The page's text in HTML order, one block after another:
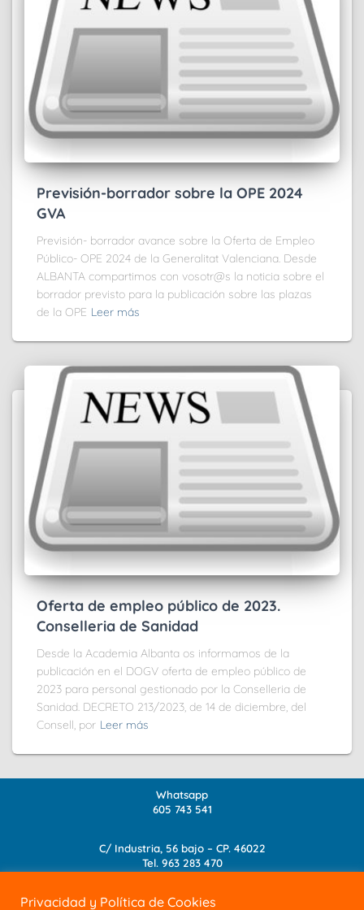
Previsión-borrador sobre la OPE 2024
GVA
Previsión- borrador avance sobre la Oferta de Empleo
Público- OPE 2024 de la Generalitat Valenciana. Desde
ALBANTA compartimos con vosotr@s la noticia sobre el
borrador previsto para la publicación sobre las plazas
de la OPE Leer más
Oferta de empleo público de 2023.
Conselleria de Sanidad
Desde la Academia Albanta os informamos de la
publicación en el DOGV oferta de empleo público de
2023 para personal gestionado por la Conselleria de
Sanidad. DECRETO 213/2023, de 14 de diciembre, del
Consell, por Leer más
Whatsapp
605 743 541
C/ Industria, 56 bajo – CP. 46022
Tel. 963 283 470
Privacidad y Política de Cookies